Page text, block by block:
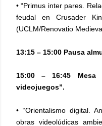
• “Primus inter pares.
feudal en Crusader
(UCLM/Renovatio
13:15 – 15:00 Pausa
15:00 – 16:45 Mesa
videojuegos”.
• “Orientalismo digital.
obras videolúdicas